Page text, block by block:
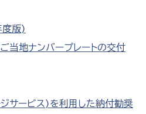
度版)
ご当地ナンバープレートの交付
サービス)を利用した納付勧奨